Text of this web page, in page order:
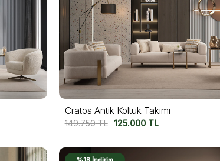
Cratos Antik Koltuk Takımı
149.750TL 125.000TL